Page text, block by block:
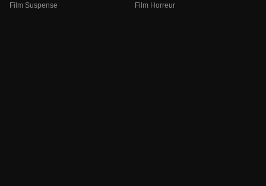
Film Suspense Film Horreur